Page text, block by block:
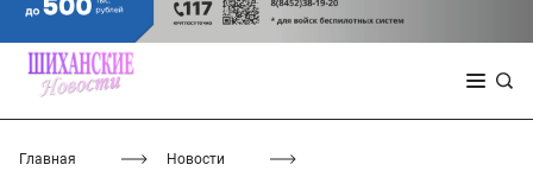
Главная
Новости